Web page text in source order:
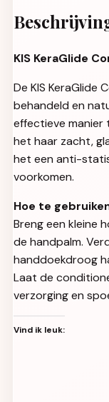
KIS KeraGlide
De KIS KeraGlide
behandeld en
effectieve manier
het haar zacht,
het een anti-
voorkomen.
Hoe te
Breng een kleine
de handpalm.
handdoekdroog
Laat de
verzorging en
Vind ik leuk: